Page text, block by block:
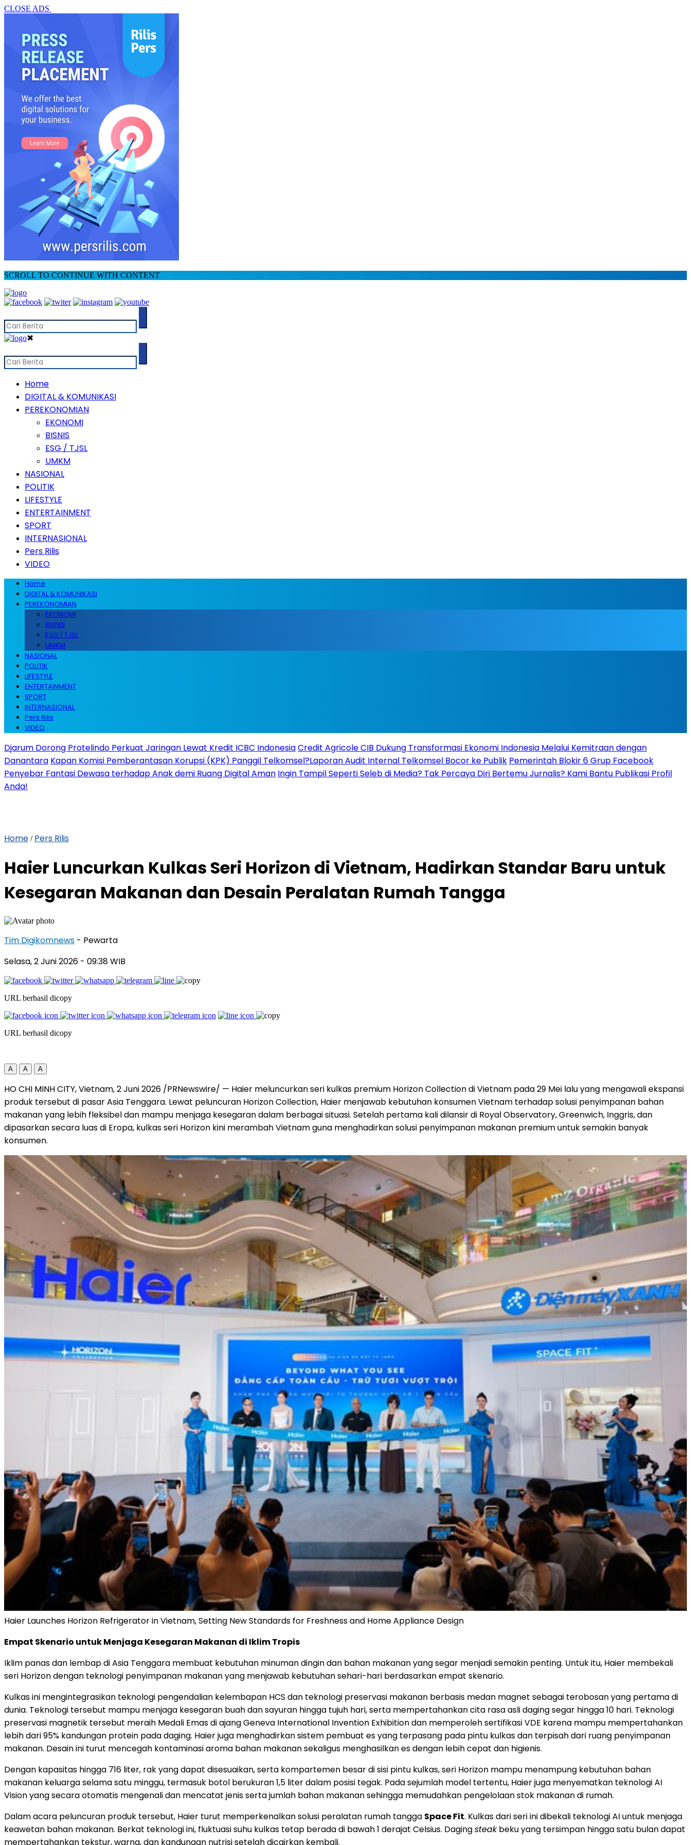
CLOSE ADS
SCROLL TO CONTINUE WITH CONTENT
✖
Home
DIGITAL & KOMUNIKASI
PEREKONOMIAN
EKONOMI
BISNIS
ESG / TJSL
UMKM
NASIONAL
POLITIK
LIFESTYLE
ENTERTAINMENT
SPORT
INTERNASIONAL
Pers Rilis
VIDEO
Home
DIGITAL & KOMUNIKASI
PEREKONOMIAN
EKONOMI
BISNIS
ESG / TJSL
UMKM
NASIONAL
POLITIK
LIFESTYLE
ENTERTAINMENT
SPORT
INTERNASIONAL
Pers Rilis
VIDEO
Djarum Dorong Protelindo Perkuat Jaringan Lewat Kredit ICBC IndonesiaCredit Agricole CIB Dukung Transformasi Ekonomi Indonesia Melalui Kemitraan dengan
Danantara Kapan Komisi Pemberantasan Korupsi (KPK) Panggil Telkomsel?Laporan Audit Internal Telkomsel Bocor ke Publik Pemerintah Blokir 6 Grup Facebook
Penyebar Fantasi Dewasa terhadap Anak demi Ruang Digital Aman Ingin Tampil Seperti Seleb di Media? Tak Percaya Diri Bertemu Jurnalis? Kami Bantu Publikasi Profil
Anda!
Home / Pers Rilis
Haier Luncurkan Kulkas Seri Horizon di Vietnam, Hadirkan Standar Baru untuk
Kesegaran Makanan dan Desain Peralatan Rumah Tangga
Tim Digikomnews - Pewarta
Selasa, 2 Juni 2026 - 09:38 WIB
URL berhasil dicopy
URL berhasil dicopy
A A A
HO CHI MINH CITY, Vietnam, 2 Juni 2026 /PRNewswire/ — Haier meluncurkan seri kulkas premium Horizon Collection di Vietnam pada 29 Mei lalu yang mengawali ekspansi
produk tersebut di pasar Asia Tenggara. Lewat peluncuran Horizon Collection, Haier menjawab kebutuhan konsumen Vietnam terhadap solusi penyimpanan bahan
makanan yang lebih fleksibel dan mampu menjaga kesegaran dalam berbagai situasi. Setelah pertama kali dilansir di Royal Observatory, Greenwich, Inggris, dan
dipasarkan secara luas di Eropa, kulkas seri Horizon kini merambah Vietnam guna menghadirkan solusi penyimpanan makanan premium untuk semakin banyak
konsumen.
Haier Launches Horizon Refrigerator in Vietnam, Setting New Standards for Freshness and Home Appliance Design
Empat Skenario untuk Menjaga Kesegaran Makanan di Iklim Tropis
Iklim panas dan lembap di Asia Tenggara membuat kebutuhan minuman dingin dan bahan makanan yang segar menjadi semakin penting. Untuk itu, Haier membekali
seri Horizon dengan teknologi penyimpanan makanan yang menjawab kebutuhan sehari-hari berdasarkan empat skenario.
Kulkas ini mengintegrasikan teknologi pengendalian kelembapan HCS dan teknologi preservasi makanan berbasis medan magnet sebagai terobosan yang pertama di
dunia. Teknologi tersebut mampu menjaga kesegaran buah dan sayuran hingga tujuh hari, serta mempertahankan cita rasa asli daging segar hingga 10 hari. Teknologi
preservasi magnetik tersebut meraih Medali Emas di ajang Geneva International Invention Exhibition dan memperoleh sertifikasi VDE karena mampu mempertahankan
lebih dari 95% kandungan protein pada daging. Haier juga menghadirkan sistem pembuat es yang terpasang pada pintu kulkas dan terpisah dari ruang penyimpanan
makanan. Desain ini turut mencegah kontaminasi aroma bahan makanan sekaligus menghasilkan es dengan lebih cepat dan higienis.
Dengan kapasitas hingga 716 liter, rak yang dapat disesuaikan, serta kompartemen besar di sisi pintu kulkas, seri Horizon mampu menampung kebutuhan bahan
makanan keluarga selama satu minggu, termasuk botol berukuran 1,5 liter dalam posisi tegak. Pada sejumlah model tertentu, Haier juga menyematkan teknologi AI
Vision yang secara otomatis mengenali dan mencatat jenis serta jumlah bahan makanan sehingga memudahkan pengelolaan stok makanan di rumah.
Dalam acara peluncuran produk tersebut, Haier turut memperkenalkan solusi peralatan rumah tangga Space Fit. Kulkas dari seri ini dibekali teknologi AI untuk menjaga
keawetan bahan makanan. Berkat teknologi ini, fluktuasi suhu kulkas tetap berada di bawah 1 derajat Celsius. Dagingsteakbeku yang tersimpan hingga satu bulan dapat
mempertahankan tekstur, warna, dan kandungan nutrisi setelah dicairkan kembali.